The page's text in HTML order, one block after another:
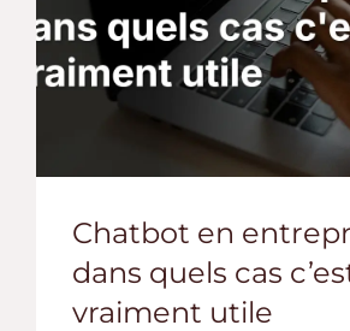
Chatbot en
dans quels cas
vraiment utile